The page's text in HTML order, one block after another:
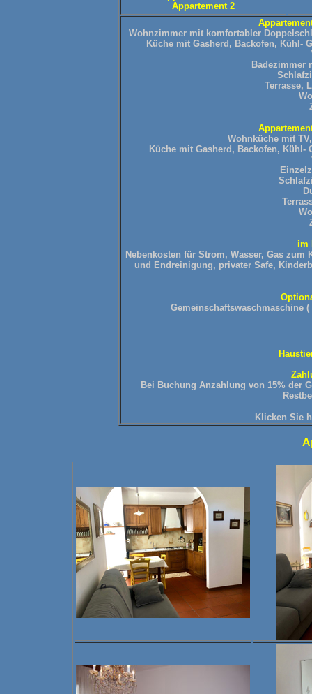
Appartement 2
Wohnzimmer mit komfortabler
Küche mit Gasherd, Backofen, Kühl-
Badezimmer
Terrasse,
Wohnküche mit
Küche mit Gasherd, Backofen, Kühl-
im
Nebenkosten für Strom, Wasser, Gas
und Endreinigung, privater Safe,
Gemeinschaftswaschmaschine
Bei Buchung Anzahlung von 15% der
Klicken Sie